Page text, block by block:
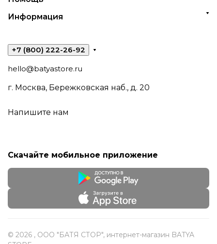
Информация
+7 (800) 222-26-92
hello@batyastore.ru
г. Москва, Бережковская наб., д. 20
Напишите нам
Скачайте мобильное приложение
© 2026 , ООО "БАТЯ СТОР", интернет-магазин BATYA